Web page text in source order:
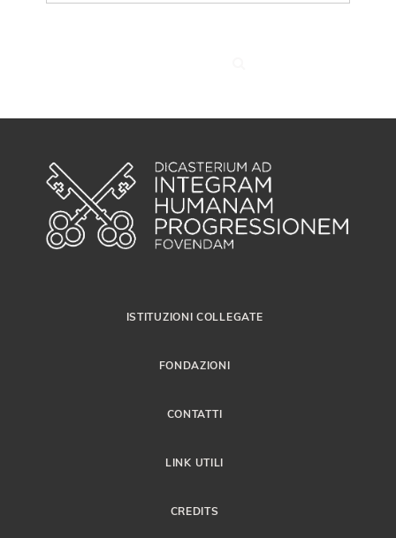
ISTITUZIONI COLLEGATE
FONDAZIONI
CONTATTI
LINK UTILI
CREDITS